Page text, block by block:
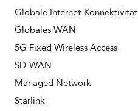
Globale Internet-Konnektivität
Globales WAN
5G Fixed Wireless Access
SD-WAN
Managed Network
Starlink